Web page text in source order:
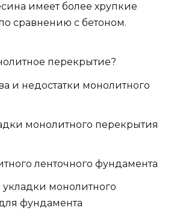
имеет более хрупкие
сравнению с бетоном.
перекрытие?
и недостатки монолитного
монолитного перекрытия
ленточного фундамента
монолитного
фундамента